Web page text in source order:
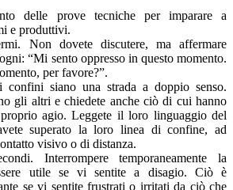
delle prove tecniche per imparare a
e produttivi.
Non dovete discutere, ma affermare
“Mi sento oppresso in questo momento.
per favore?”.
siano una strada a doppio senso.
gli altri e chiedete anche ciò di cui hanno
agio. Leggete il loro linguaggio del
superato la loro linea di confine, ad
visivo o di distanza.
Interrompere temporaneamente la
utile se vi sentite a disagio. Ciò è
se vi sentite frustrati o irritati da ciò che